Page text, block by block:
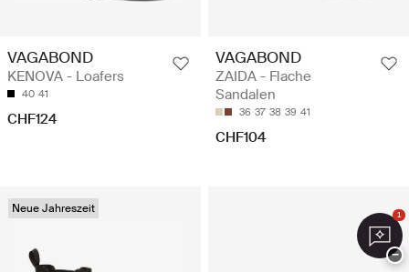
VAGABOND
KENOVA - Loafers
40 41
CHF124
VAGABOND
ZAIDA - Flache
Sandalen
36 37 38 39 41
CHF104
Neue Jahreszeit 1
−